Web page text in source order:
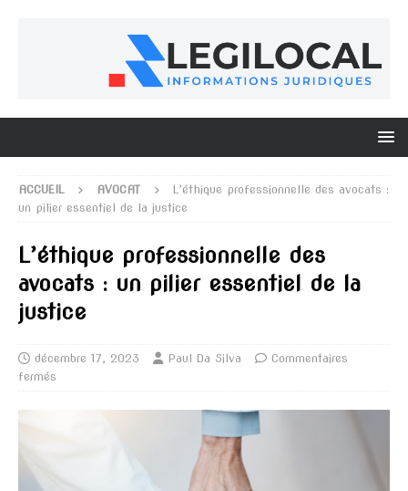
ACCUEIL AVOCAT
L’éthique professionnelle des avocats :
un pilier essentiel de la justice
L’éthique professionnelle des
avocats : un pilier essentiel de la
justice
décembre 17, 2023 Paul Da Silva
Commentaires
fermés